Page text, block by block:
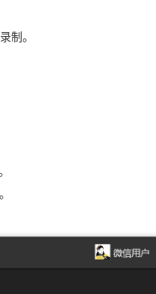
制。